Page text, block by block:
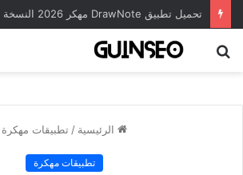
الرئيسية / تطبيقات مهكرة
تطبيقات مهكرة